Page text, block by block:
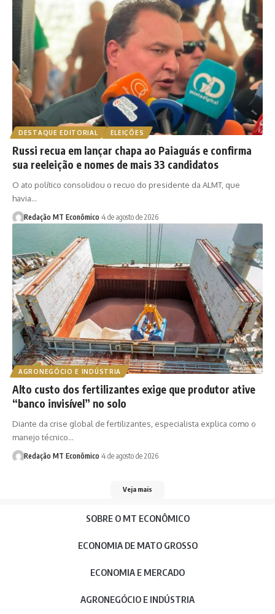
DESTAQUE EDITORIAL ELEIÇÕES
Russi recua em lançar chapa ao Paiaguás e confirma
sua reeleição e nomes de mais 33 candidatos
O ato político consolidou o recuo do presidente da ALMT, que
havia…
Redação MT Econômico 4 de agosto de 2026
AGRONEGÓCIO E INDÚSTRIA
Alto custo dos fertilizantes exige que produtor ative
“banco invisível” no solo
Diante da crise global de fertilizantes, especialista explica como o
manejo técnico…
Redação MT Econômico 4 de agosto de 2026
Veja mais
SOBRE O MT ECONÔMICO
ECONOMIA DE MATO GROSSO
ECONOMIA E MERCADO
AGRONEGÓCIO E INDÚSTRIA